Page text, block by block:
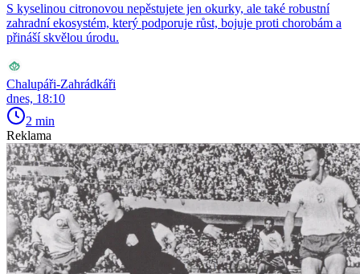
S kyselinou citronovou nepěstujete jen okurky, ale také robustní
zahradní ekosystém, který podporuje růst, bojuje proti chorobám a
přináší skvělou úrodu.
Chalupáři-Zahrádkáři
dnes, 18:10
2 min
Reklama